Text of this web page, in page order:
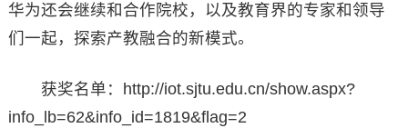
华为还会继续和合作院校，以及教育界的专家和领导
们一起，探索产教融合的新模式。
获奖名单：http://iot.sjtu.edu.cn/show.aspx?
info_lb=62&info_id=1819&flag=2